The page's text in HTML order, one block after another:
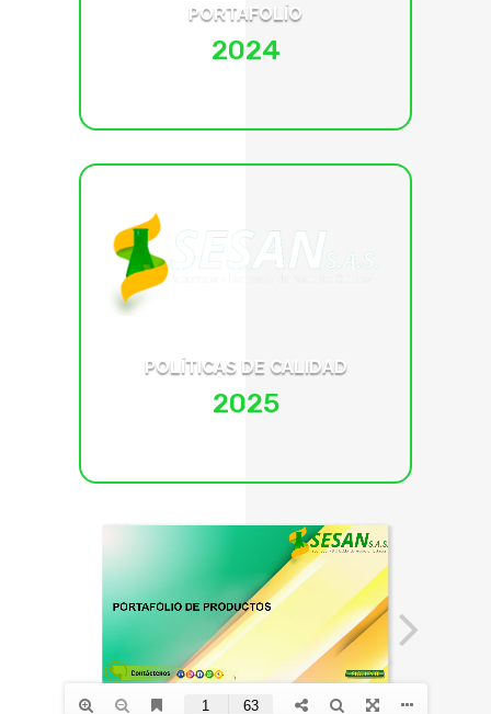
PORTAFOLÍO
2024
POLÍTICAS DE CALIDAD
2025